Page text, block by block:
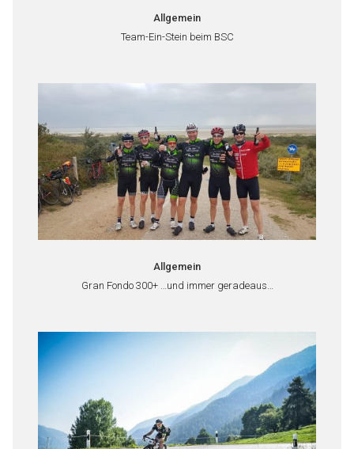
Allgemein
Team-Ein-Stein beim BSC
Allgemein
Gran Fondo 300+ …und immer geradeaus…